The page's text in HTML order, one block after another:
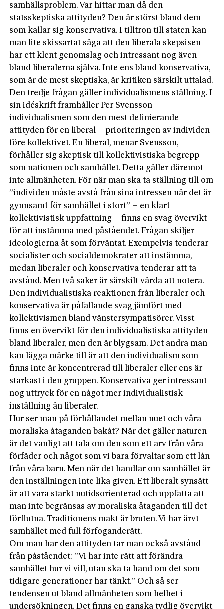
samhällsproblem. Var hittar man då den
statsskeptiska attityden? Den är störst bland dem
som kallar sig konservativa. I tilltron till staten kan
man lite skissartat säga att den liberala skepsisen
har ett klent genomslag och intressant nog även
bland liberalerna själva. Inte ens bland konservativa,
som är de mest skeptiska, är kritiken särskilt uttalad.
Den tredje frågan gäller individualismens ställning. I
sin idéskrift framhåller Per Svensson
individualismen som den mest definierande
attityden för en liberal – prioriteringen av individen
före kollektivet. En liberal, menar Svensson,
förhåller sig skeptisk till kollektivistiska begrepp
som nationen och samhället. Detta gäller däremot
inte allmänheten. För när man ska ta ställning till om
”individen måste avstå från sina intressen när det är
gynnsamt för samhället i stort” – en klart
kollektivistisk uppfattning – finns en svag övervikt
för att instämma med påståendet. Frågan skiljer
ideologierna åt som förväntat. Exempelvis tenderar
socialister och socialdemokrater att instämma,
medan liberaler och konservativa tenderar att ta
avstånd. Men två saker är särskilt värda att notera.
Den individualistiska reaktionen från liberaler och
konservativa är påfallande svag jämfört med
kollektivismen bland vänstersympatisörer. Visst
finns en övervikt för den individualistiska attityden
bland liberaler, men den är blygsam. Det andra man
kan lägga märke till är att den individualism som
finns inte är koncentrerad till liberaler eller ens är
starkast i den gruppen. Konservativa ger intressant
nog uttryck för en något mer individualistisk
inställning än liberaler.
Hur ser man på förhållandet mellan nuet och våra
moraliska åtaganden bakåt? När det gäller naturen
är det vanligt att tala om den som ett arv från våra
förfäder och något som vi bara förvaltar som ett lån
från våra barn. Men när det handlar om samhället är
den inställningen inte lika given. Ett liberalt synsätt
är att vara starkt nutidsorienterad och uppfatta att
man inte begränsas av moraliska åtaganden till det
förflutna. Traditionens makt är bruten. Vi har ärvt
samhället med full förfoganderätt.
Om man har den attityden tar man också avstånd
från påståendet: ”Vi har inte rätt att förändra
samhället hur vi vill, utan ska ta hand om det som
tidigare generationer har tänkt.” Och så ser
tendensen ut bland allmänheten som helhet i
undersökningen. Det finns en ganska tydlig övervikt